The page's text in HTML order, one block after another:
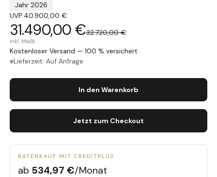
Jahr 2026
UVP:40.900,00 €
31.490,00 €32.720,00 €
inkl. MwSt.
Kostenloser Versand — 100 % versichert
Lieferzeit: Auf Anfrage
In den Warenkorb
Jetzt zum Checkout
RATENKAUF MIT CREDITPLUS
ab 534,97 €/Monat